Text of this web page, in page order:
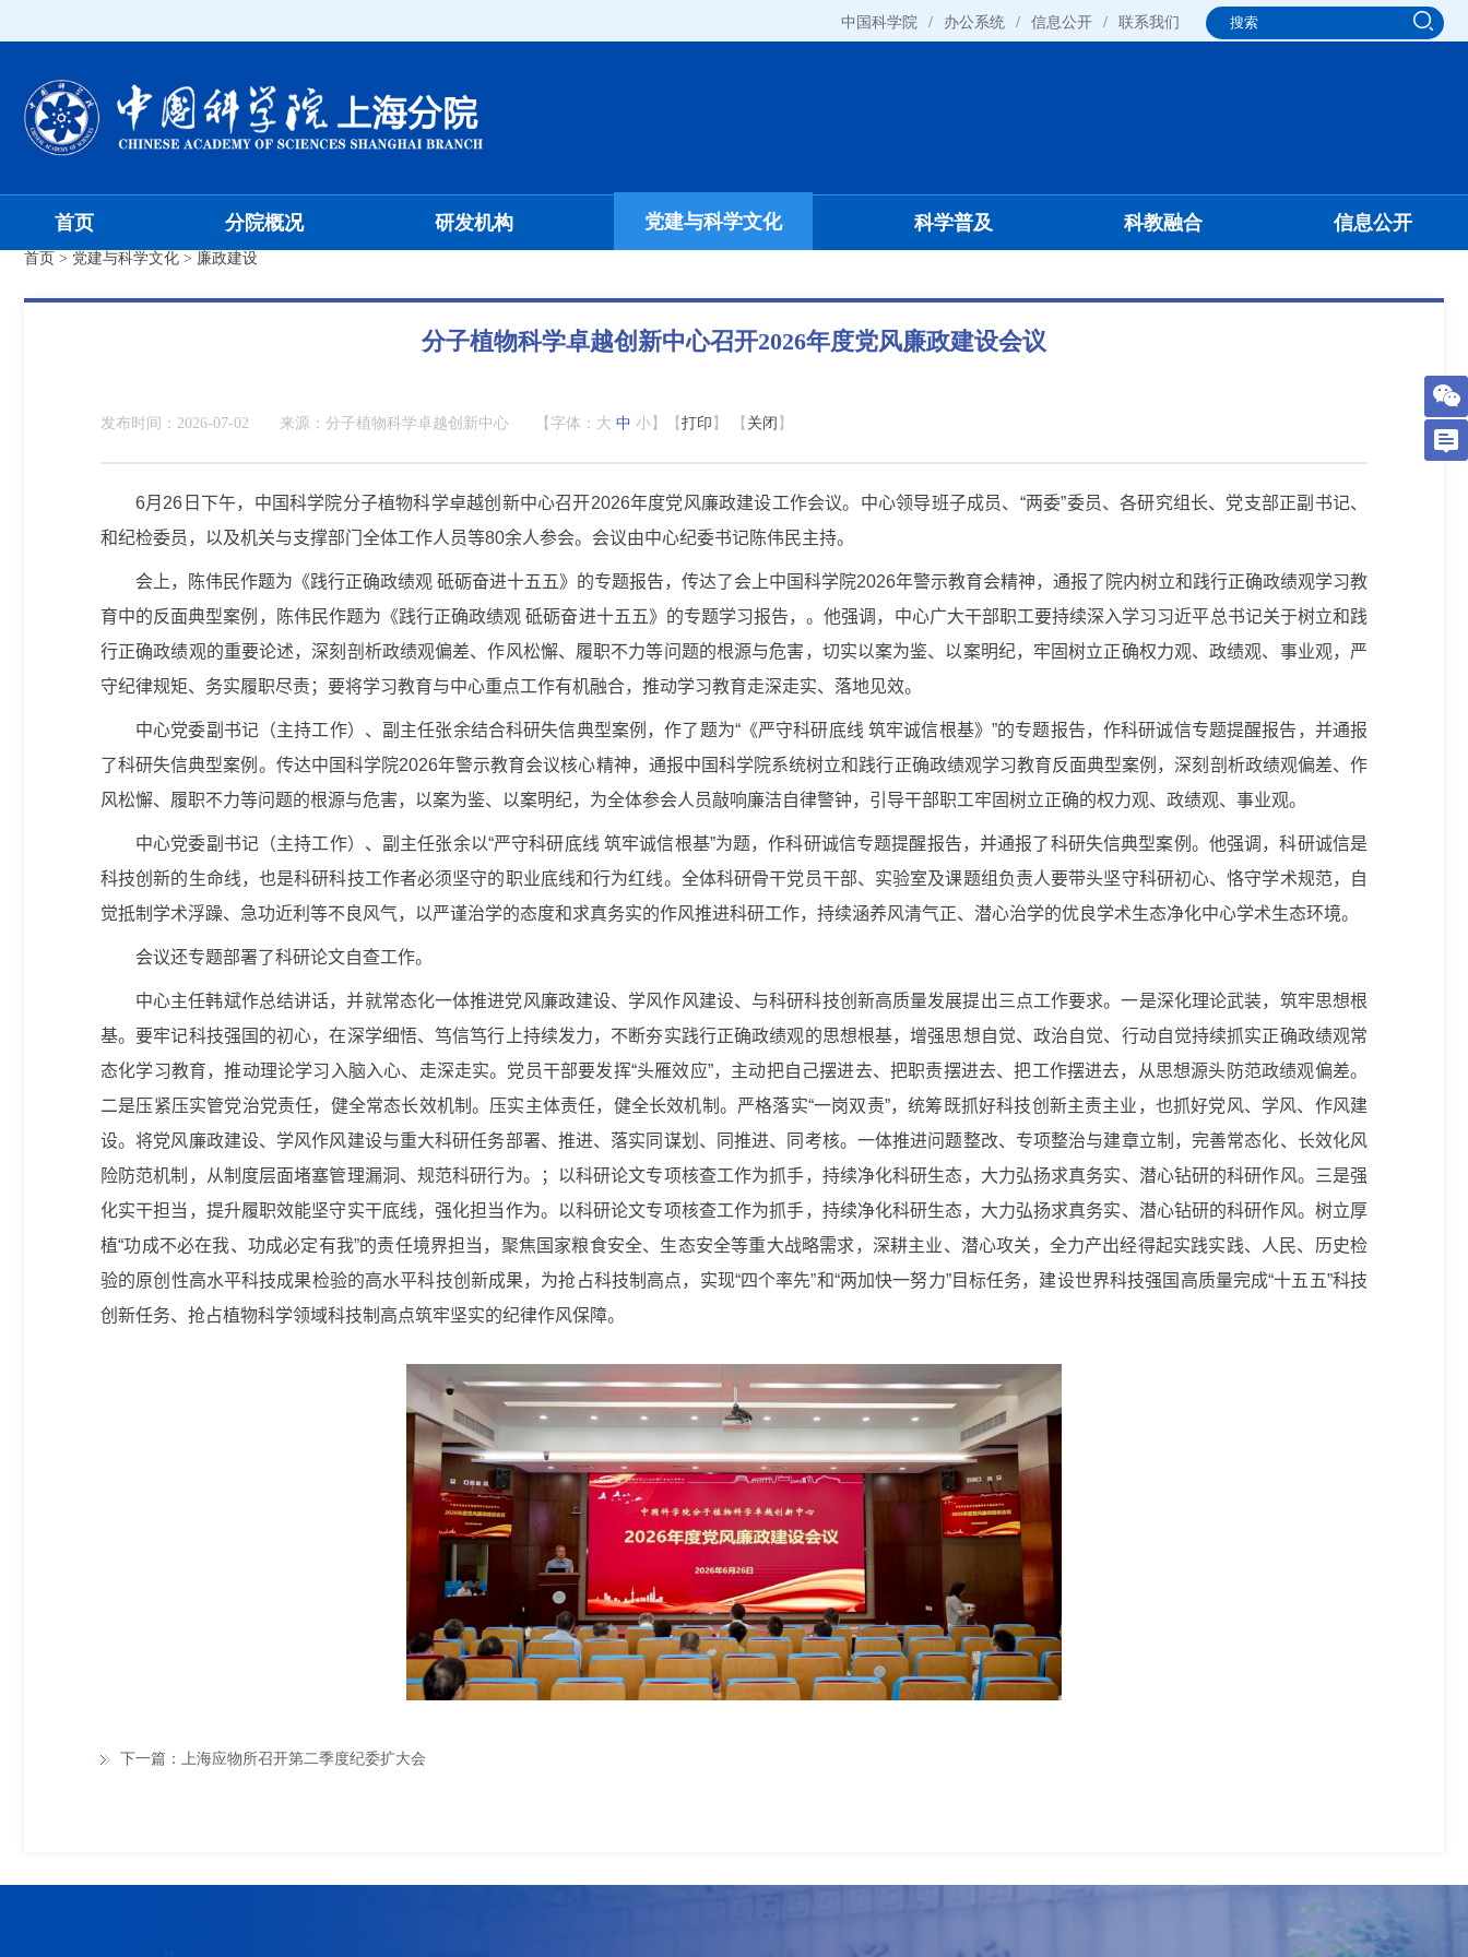
中国科学院 / 办公系统 / 信息公开 / 联系我们
首页 分院概况 研发机构 党建与科学文化 科学普及 科教融合 信息公开
首页 > 党建与科学文化 > 廉政建设
分子植物科学卓越创新中心召开2026年度党风廉政建设会议
发布时间： 2026-07-02 来源： 分子植物科学卓越创新中心 【字体： 大 中 小 】【 打印 】 【 关闭 】
6月 26 日下午，中国科学院分子植物科学卓越创新中心召开2026年度党风廉政建设工作会议。中心领导班子成员、“两委”委员、各研究组长、党支部正副书记、
和纪检委员，以及机关与支撑部门全体工作人员等80余人参会。会议由中心纪委书记陈伟民主持。
会上，陈伟民作题为《践行正确政绩观 砥砺奋进十五五》的专题报告，传达了会上中国科学院2026年警示教育会精神，通报了院内树立和践行正确政绩观学习教
育中的反面典型案例，陈伟民作题为《践行正确政绩观 砥砺奋进十五五》的专题学习报告，。他强调，中心广大干部职工要持续深入学习习近平总书记关于树立和践
行正确政绩观的重要论述，深刻剖析政绩观偏差、作风松懈、履职不力等问题的根源与危害，切实以案为鉴、以案明纪，牢固树立正确权力观、政绩观、事业观，严
守纪律规矩、务实履职尽责；要将学习教育与中心重点工作有机融合，推动学习教育走深走实、落地见效。
中心党委副书记（主持工作）、副主任张余结合科研失信典型案例，作了题为“《严守科研底线 筑牢诚信根基》”的专题报告，作科研诚信专题提醒报告，并通报
了科研失信典型案例。传达中国科学院2026年警示教育会议核心精神，通报中国科学院系统树立和践行正确政绩观学习教育反面典型案例，深刻剖析政绩观偏差、作
风松懈、履职不力等问题的根源与危害，以案为鉴、以案明纪，为全体参会人员敲响廉洁自律警钟，引导干部职工牢固树立正确的权力观、政绩观、事业观。
中心党委副书记（主持工作）、副主任张余以“严守科研底线 筑牢诚信根基”为题，作科研诚信专题提醒报告，并通报了科研失信典型案例。他强调，科研诚信是
科技创新的生命线，也是科研科技工作者必须坚守的职业底线和行为红线。全体科研骨干党员干部、实验室及课题组负责人要带头坚守科研初心、恪守学术规范，自
觉抵制学术浮躁、急功近利等不良风气，以严谨治学的态度和求真务实的作风推进科研工作，持续涵养风清气正、潜心治学的优良学术生态净化中心学术生态环境。
会议还专题部署了科研论文自查工作。
中心主任韩斌作总结讲话，并就常态化一体推进党风廉政建设、学风作风建设、与科研科技创新高质量发展提出三点工作要求。一是深化理论武装，筑牢思想根
基。要牢记科技强国的初心，在深学细悟、笃信笃行上持续发力，不断夯实践行正确政绩观的思想根基，增强思想自觉、政治自觉、行动自觉持续抓实正确政绩观常
态化学习教育，推动理论学习入脑入心、走深走实。党员干部要发挥“头雁效应”，主动把自己摆进去、把职责摆进去、把工作摆进去，从思想源头防范政绩观偏差。
二是压紧压实管党治党责任，健全常态长效机制。压实主体责任，健全长效机制。严格落实“一岗双责”，统筹既抓好科技创新主责主业，也抓好党风、学风、作风建
设。将党风廉政建设、学风作风建设与重大科研任务部署、推进、落实同谋划、同推进、同考核。一体推进问题整改、专项整治与建章立制，完善常态化、长效化风
险防范机制，从制度层面堵塞管理漏洞、规范科研行为。；以科研论文专项核查工作为抓手，持续净化科研生态，大力弘扬求真务实、潜心钻研的科研作风。三是强
化实干担当，提升履职效能坚守实干底线，强化担当作为。以科研论文专项核查工作为抓手，持续净化科研生态，大力弘扬求真务实、潜心钻研的科研作风。树立厚
植“功成不必在我、功成必定有我”的责任境界担当，聚焦国家粮食安全、生态安全等重大战略需求，深耕主业、潜心攻关，全力产出经得起实践实践、人民、历史检
验的原创性高水平科技成果检验的高水平科技创新成果，为抢占科技制高点，实现“四个率先”和“两加快一努力”目标任务，建设世界科技强国高质量完成“十五五”科技
创新任务、抢占植物科学领域科技制高点筑牢坚实的纪律作风保障。
下一篇：上海应物所召开第二季度纪委扩大会